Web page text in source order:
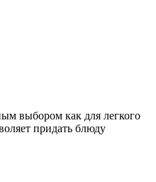
выбором как для легкого
придать блюду